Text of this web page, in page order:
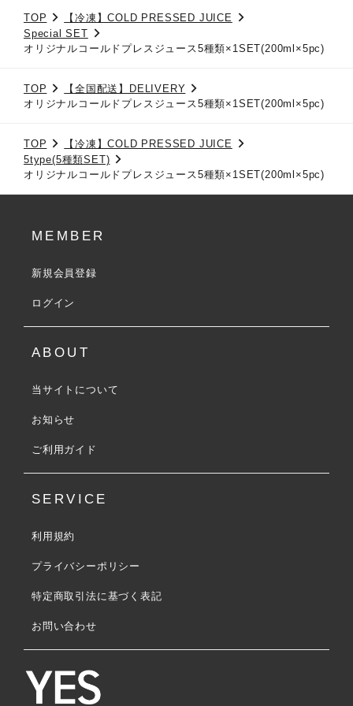
TOP
【冷凍】COLD PRESSED JUICE
Special SET
オリジナルコールドプレスジュース5種類×1SET(200ml×5pc)
TOP
【全国配送】DELIVERY
オリジナルコールドプレスジュース5種類×1SET(200ml×5pc)
TOP
【冷凍】COLD PRESSED JUICE
5type(5種類SET)
オリジナルコールドプレスジュース5種類×1SET(200ml×5pc)
MEMBER
新規会員登録
ログイン
ABOUT
当サイトについて
お知らせ
ご利用ガイド
SERVICE
利用規約
プライバシーポリシー
特定商取引法に基づく表記
お問い合わせ